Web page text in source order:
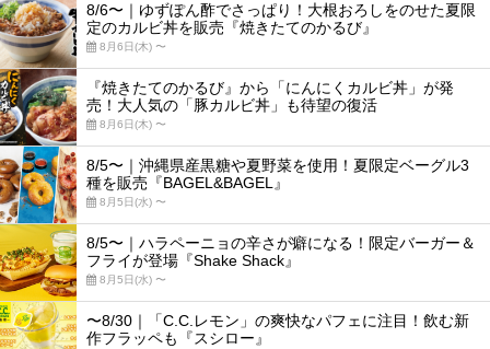
8/6〜｜ゆずぽん酢でさっぱり！大根おろしをのせた夏限
定のカルビ丼を販売『焼きたてのかるび』
8月6日(木) 〜
『焼きたてのかるび』から「にんにくカルビ丼」が発
売！大人気の「豚カルビ丼」も待望の復活
8月6日(木) 〜
8/5〜｜沖縄県産黒糖や夏野菜を使用！夏限定ベーグル3
種を販売『BAGEL&BAGEL』
8月5日(水) 〜
8/5〜｜ハラペーニョの辛さが癖になる！限定バーガー＆
フライが登場『Shake Shack』
8月5日(水) 〜
〜8/30｜「C.C.レモン」の爽快なパフェに注目！飲む新
作フラッペも『スシロー』